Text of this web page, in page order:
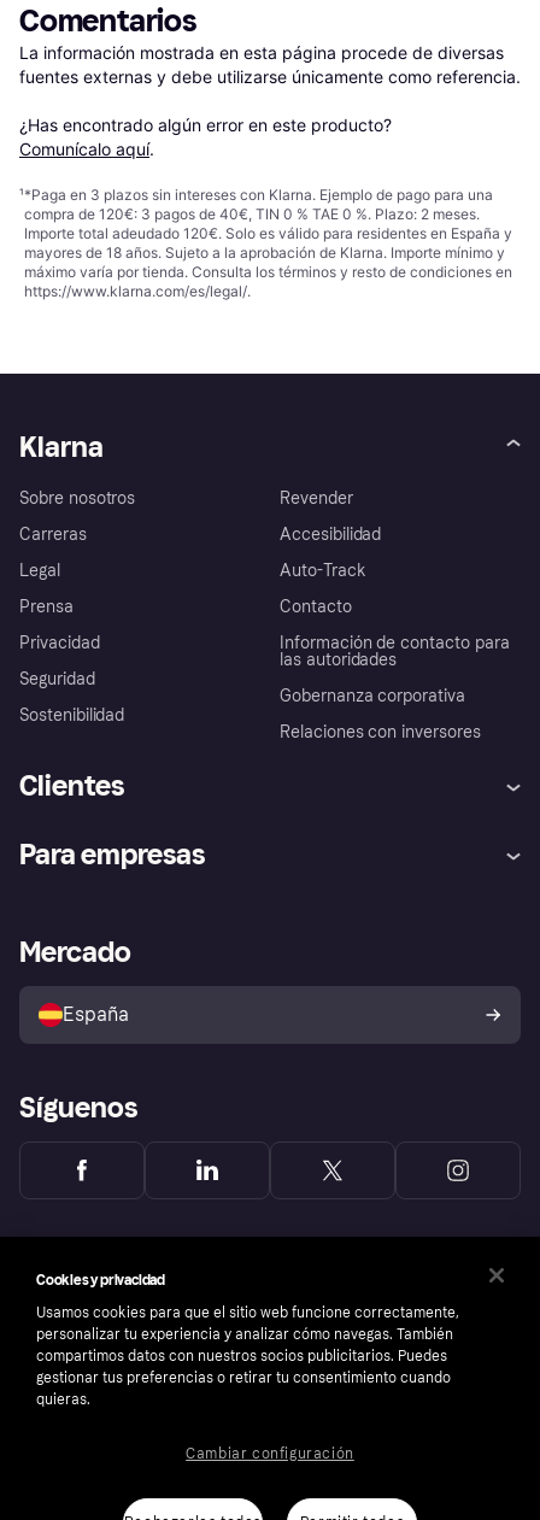
Comentarios
La información mostrada en esta página procede de diversas
fuentes externas y debe utilizarse únicamente como referencia.
¿Has encontrado algún error en este producto?
Comunícalo aquí.
¹*Paga en 3 plazos sin intereses con Klarna. Ejemplo de pago para una
compra de 120€: 3 pagos de 40€, TIN 0 % TAE 0 %. Plazo: 2 meses.
Importe total adeudado 120€. Solo es válido para residentes en España y
mayores de 18 años. Sujeto a la aprobación de Klarna. Importe mínimo y
máximo varía por tienda. Consulta los términos y resto de condiciones en
https://www.klarna.com/es/legal/.
Klarna
Sobre nosotros
Carreras
Legal
Prensa
Privacidad
Seguridad
Sostenibilidad
Revender
Accesibilidad
Auto-Track
Contacto
Información de contacto para
las autoridades
Gobernanza corporativa
Relaciones con inversores
Clientes
Inicio de sesión
Directorio de tiendas
Política de protección al
comprador de Klarna
Reclamaciones
Para empresas
Acceso empresas
Mercado
España
Síguenos
Número de empresa: 556737-0431
Cookies y privacidad
Usamos cookies para que el sitio web funcione correctamente,
personalizar tu experiencia y analizar cómo navegas. También
compartimos datos con nuestros socios publicitarios. Puedes
gestionar tus preferencias o retirar tu consentimiento cuando
quieras.
Cambiar configuración